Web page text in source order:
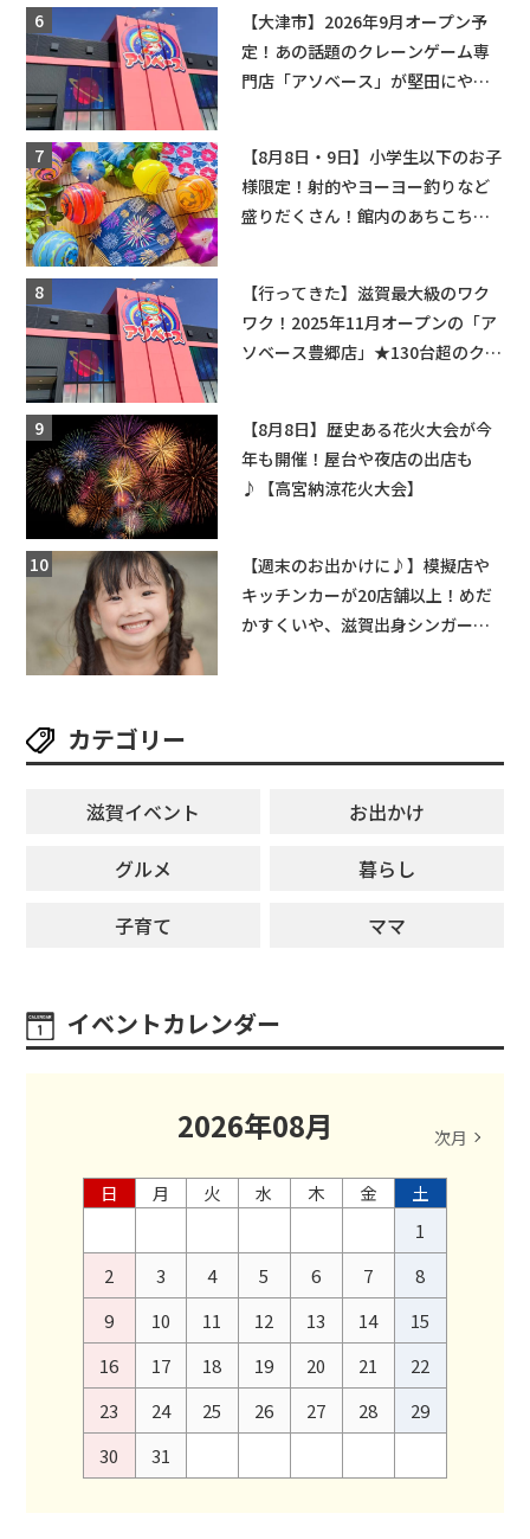
【大津市】2026年9月オープン予
定！あの話題のクレーンゲーム専
門店「アソベース」が堅田にやっ
【8月8日・9日】小学生以下のお子
様限定！射的やヨーヨー釣りなど
盛りだくさん！館内のあちこちに
【行ってきた】滋賀最大級のワク
ワク！2025年11月オープンの「ア
ソベース豊郷店」★130台超のクレ
【8月8日】歴史ある花火大会が今
年も開催！屋台や夜店の出店も
♪【高宮納涼花火大会】
【週末のお出かけに♪】模擬店や
キッチンカーが20店舗以上！めだ
かすくいや、滋賀出身シンガーソ
カテゴリー
滋賀イベント
お出かけ
グルメ
暮らし
子育て
ママ
イベントカレンダー
2026年08月 次月
日 月 火 水 木 金
土
1
2
3 4 5 6 7
8
9
10 11 12 13 14
15
16
17 18 19 20 21
22
23
24 25 26 27 28
29
30
31